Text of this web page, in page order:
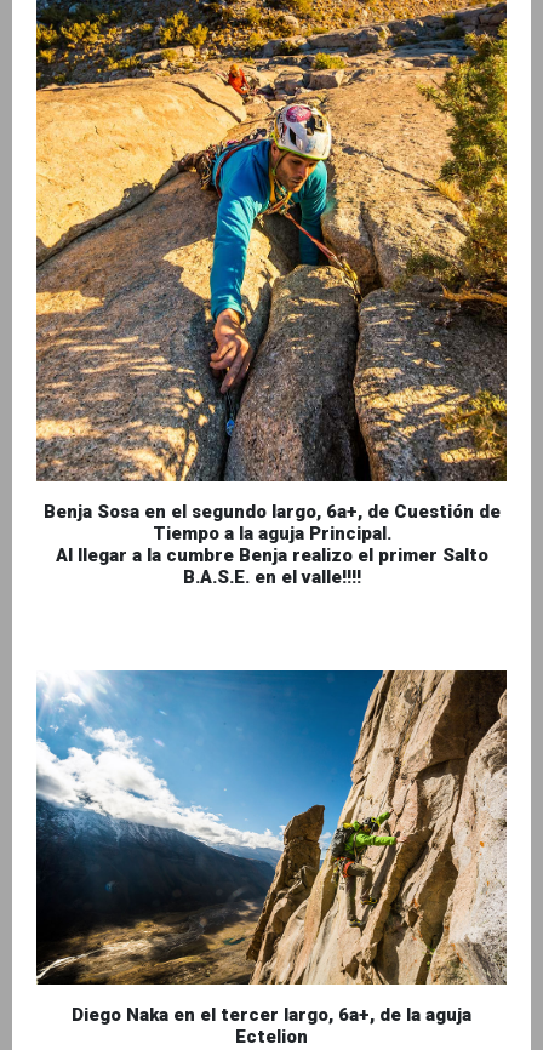
Benja Sosa en el segundo largo, 6a+, de Cuestión de
Tiempo a la aguja Principal.
Al llegar a la cumbre Benja realizo el primer Salto
B.A.S.E. en el valle!!!!
Diego Naka en el tercer largo, 6a+, de la aguja
Ectelion